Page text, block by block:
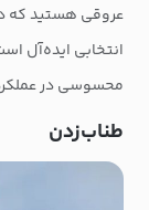
عروقی هستید که
محسوسی در
طناب‌زدن